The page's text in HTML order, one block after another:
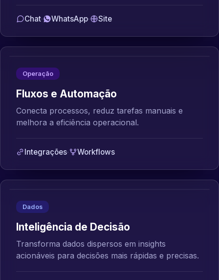
Chat· WhatsApp· Site
Operação
Fluxos e Automação
Conecta processos, reduz tarefas manuais e
melhora a eficiência operacional.
Integrações· Workflows
Dados
Inteligência de Decisão
Transforma dados dispersos em insights
acionáveis para decisões mais rápidas e precisas.